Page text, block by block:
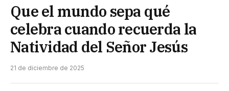
Que el mundo sepa qué
celebra cuando recuerda la
Natividad del Señor Jesús
21 de diciembre de 2025